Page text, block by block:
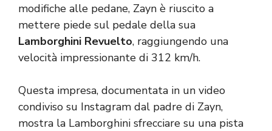
modifiche alle pedane, Zayn è riuscito a
mettere piede sul pedale della sua
Lamborghini Revuelto, raggiungendo una
velocità impressionante di 312 km/h.
Questa impresa, documentata in un video
condiviso su Instagram dal padre di Zayn,
mostra la Lamborghini sfrecciare su una pista